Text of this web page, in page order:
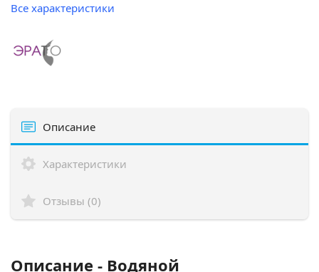
Все характеристики
Описание
Характеристики
Отзывы (0)
Описание - Водяной